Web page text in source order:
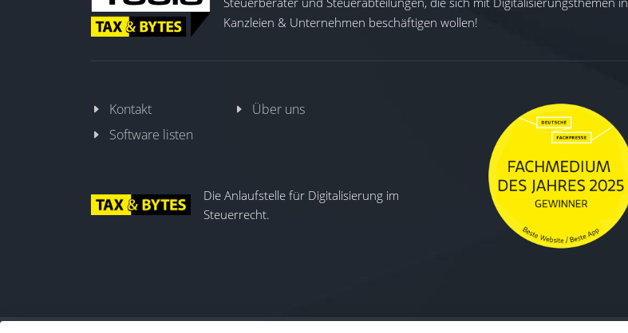
Kanzleien & Unternehmen beschäftigen wollen!
Kontakt
Über uns
Software listen
Die Anlaufstelle für Digitalisierung im
Steuerrecht.